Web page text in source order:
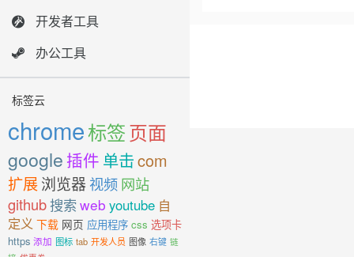
开发者工具
办公工具
标签云
chrome标签页面
google 插件 单击com
扩展浏览器 视频网站
github搜索web youtube 自
定义 下载 网页 应用程序 css 选项卡
https 添加 图标 tab 开发人员 图像 右键 链